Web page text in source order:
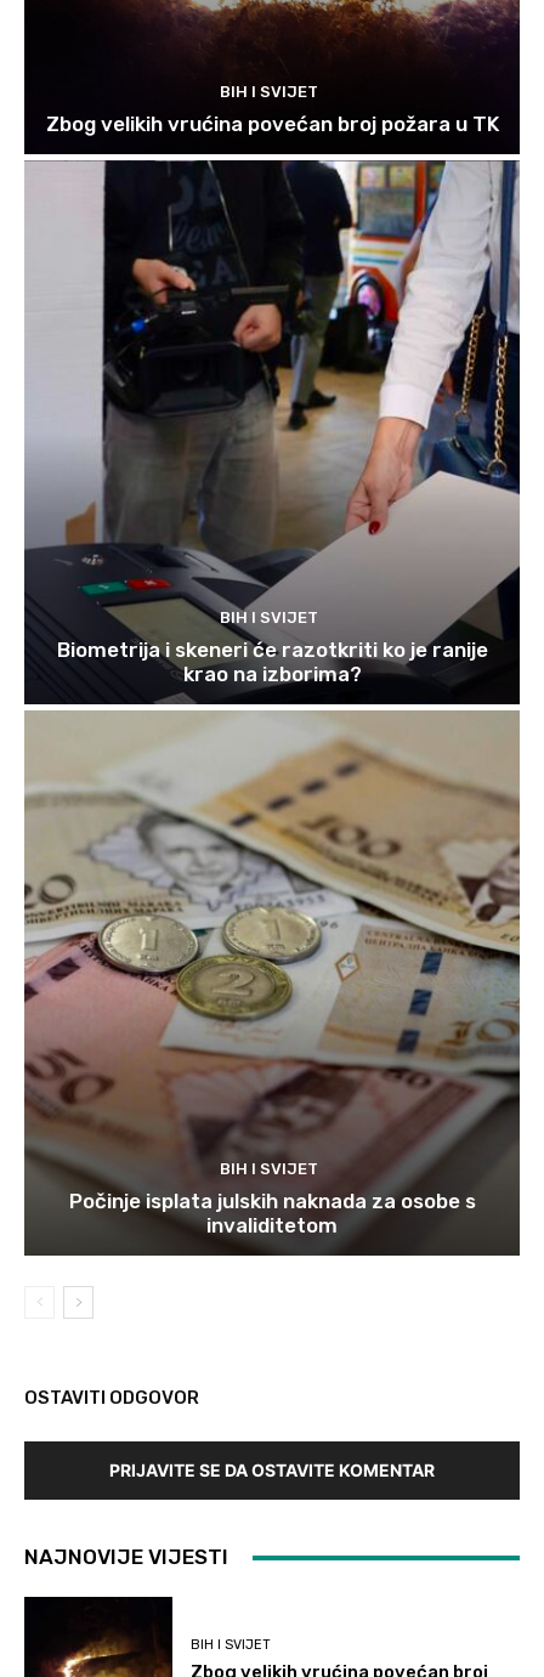
BIH I SVIJET
Zbog velikih vrućina povećan broj požara u TK
BIH I SVIJET
Biometrija i skeneri će razotkriti ko je ranije
krao na izborima?
BIH I SVIJET
Počinje isplata julskih naknada za osobe s
invaliditetom
OSTAVITI ODGOVOR
PRIJAVITE SE DA OSTAVITE KOMENTAR
NAJNOVIJE VIJESTI
BIH I SVIJET
Zbog velikih vrućina povećan broj